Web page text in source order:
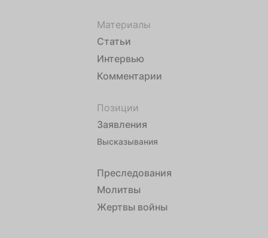
Материалы
Статьи
Интервью
Комментарии
Позиции
Заявления
Высказывания
Преследования
Молитвы
Жертвы войны